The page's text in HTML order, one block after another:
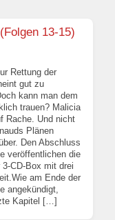
13-15)
Rettung der
gut zu
kann man dem
trauen? Malicia
Rache. Und nicht
Plänen
Den Abschluss
veröffentlichen die
CD-Box mit drei
am Ende der
angekündigt,
Kapitel […]